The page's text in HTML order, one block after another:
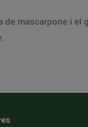
Ompliu-ne la resta de vol-au-vents i acabeu-los amb mitges